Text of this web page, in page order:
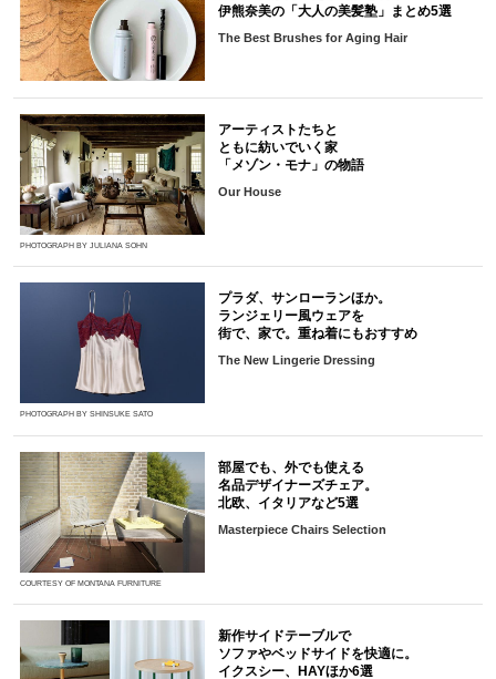
伊熊奈美の「大人の美髪塾」まとめ5選
The Best Brushes for Aging Hair
PHOTOGRAPH BY JULIANA SOHN
アーティストたちと
ともに紡いでいく家
「メゾン・モナ」の物語
Our House
PHOTOGRAPH BY SHINSUKE SATO
プラダ、サンローランほか。
ランジェリー風ウェアを
街で、家で。重ね着にもおすすめ
The New Lingerie Dressing
COURTESY OF MONTANA FURNITURE
部屋でも、外でも使える
名品デザイナーズチェア。
北欧、イタリアなど5選
Masterpiece Chairs Selection
新作サイドテーブルで
ソファやベッドサイドを快適に。
イクスシー、HAYほか6選